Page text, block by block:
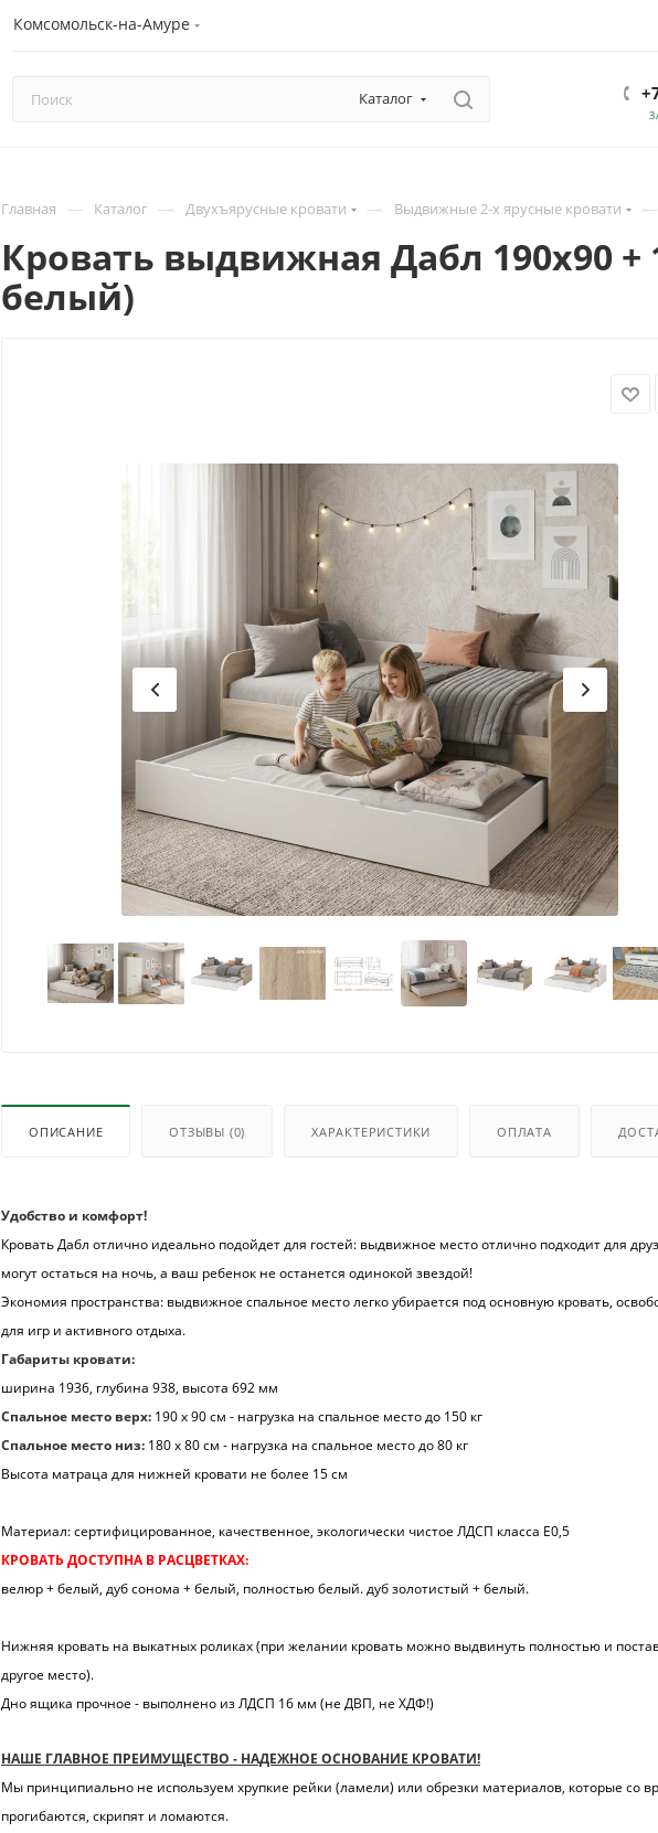
Комсомольск-на-Амуре
Каталог
Главная — Каталог — Двухъярусные кровати — Выдвижные 2-х ярусные кровати —
Кровать выдвижная Дабл 190х90 +
белый)
ОПИСАНИЕ ОТЗЫВЫ (0) ХАРАКТЕРИСТИКИ ОПЛАТА
Удобство и комфорт!
Кровать Дабл отлично идеально подойдет для гостей: выдвижное место отлично подходит для
могут остаться на ночь, а ваш ребенок не останется одинокой звездой!
Экономия пространства: выдвижное спальное место легко убирается под основную кровать,
для игр и активного отдыха.
Габариты кровати:
ширина 1936, глубина 938, высота 692 мм
Спальное место верх: 190 х 90 см - нагрузка на спальное место до 150 кг
Спальное место низ: 180 х 80 см - нагрузка на спальное место до 80 кг
Высота матраца для нижней кровати не более 15 см
Материал: сертифицированное, качественное, экологически чистое ЛДСП класса Е0,5
КРОВАТЬ ДОСТУПНА В РАСЦВЕТКАХ:
велюр + белый, дуб сонома + белый, полностью белый. дуб золотистый + белый.
Нижняя кровать на выкатных роликах (при желании кровать можно выдвинуть полностью и
другое место).
Дно ящика прочное - выполнено из ЛДСП 16 мм (не ДВП, не ХДФ!)
НАШЕ ГЛАВНОЕ ПРЕИМУЩЕСТВО - НАДЕЖНОЕ ОСНОВАНИЕ КРОВАТИ!
Мы принципиально не используем хрупкие рейки (ламели) или обрезки материалов, которые со
прогибаются, скрипят и ломаются.